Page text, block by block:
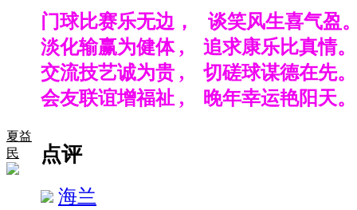
夏益
民
门球比赛乐无边， 谈笑风生喜气盈
淡化输赢为健体 , 追求康乐比真情。
交流技艺诚为贵 , 切磋球谋德在先。
会友联谊增福祉 , 晚年幸运艳阳天。
点评
海兰